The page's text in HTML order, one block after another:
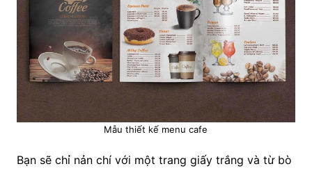
Mẫu thiết kế menu cafe
Bạn sẽ chỉ nản chí với một trang giấy trắng và từ bò